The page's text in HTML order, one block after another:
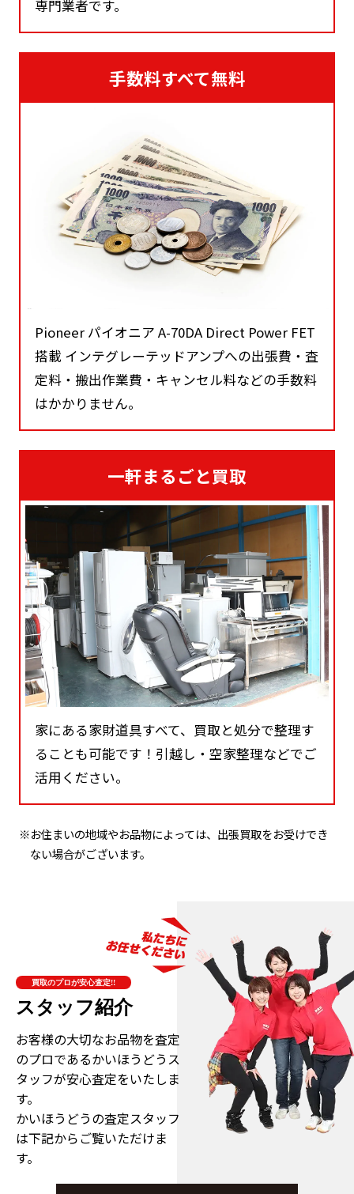
専門業者です。
手数料すべて無料
Pioneer パイオニア A-70DA Direct Power FET
搭載 インテグレーテッドアンプへの出張費・査
定料・搬出作業費・キャンセル料などの手数料
はかかりません。
一軒まるごと買取
家にある家財道具すべて、買取と処分で整理す
ることも可能です！引越し・空家整理などでご
活用ください。
※お住まいの地域やお品物によっては、出張買取をお受けでき
ない場合がございます。
買取のプロが安心査定!!
スタッフ紹介
お客様の大切なお品物を査定
のプロであるかいほうどうス
タッフが安心査定をいたしま
す。
かいほうどうの査定スタッフ
は下記からご覧いただけま
す。